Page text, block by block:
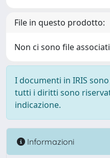
File in questo prodotto:
Non ci sono file
I documenti in IRIS
tutti i diritti sono
indicazione.
Informazioni